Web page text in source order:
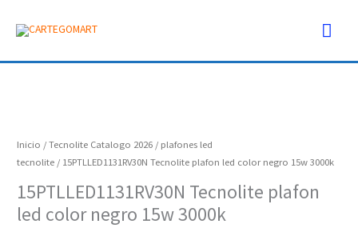
Inicio /Tecnolite Catalogo 2026 / plafones led
tecnolite / 15PTLLED1131RV30N Tecnolite plafon led color negro 15w 3000k
15PTLLED1131RV30N Tecnolite plafon
led color negro 15w 3000k
plafon
led
negro
15w